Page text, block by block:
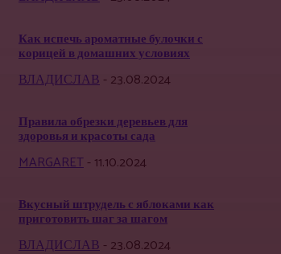
Как испечь ароматные булочки с
корицей в домашних условиях
ВЛАДИСЛАВ- 23.08.2024
Правила обрезки деревьев для
здоровья и красоты сада
MARGARET- 11.10.2024
Вкусный штрудель с яблоками как
приготовить шаг за шагом
ВЛАДИСЛАВ- 23.08.2024